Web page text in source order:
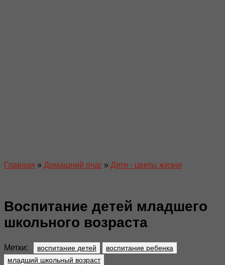
Главная » Домашний очаг » Дети - цветы жизни
Воспитание детей младшего
школьного возраста
Метки: воспитание детей
воспитание ребенка
младший школьный возраст